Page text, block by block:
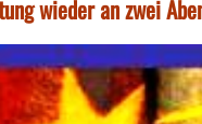
wieder an zwei